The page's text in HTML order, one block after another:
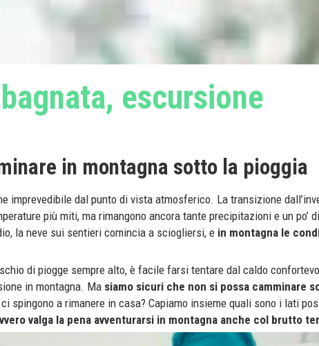
escursione
in montagna sotto la pioggia
imprevedibile dal punto di vista atmosferico. La transizione
più miti, ma rimangono ancora tante precipitazioni e un po’
la neve sui sentieri comincia a sciogliersi, e in montagna le
di piogge sempre alto, è facile farsi tentare dal caldo
in montagna. Ma siamo sicuri che non si possa camminare
spingono a rimanere in casa? Capiamo insieme quali sono i lati
valga la pena avventurarsi in montagna anche col brutto